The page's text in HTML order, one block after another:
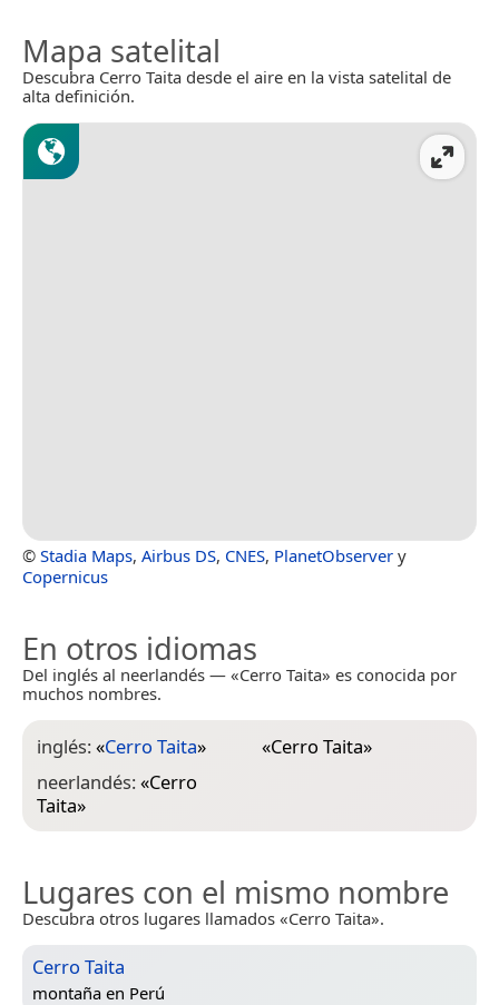
Mapa satelital
Descubra Cerro Taita desde el aire en la vista satelital de
alta definición.
© Stadia Maps, Airbus DS, CNES, PlanetObserver y
Copernicus
En otros idiomas
Del inglés al neerlandés — «Cerro Taita» es conocida por
muchos nombres.
inglés:«Cerro Taita»
neerlandés:«Cerro
Taita»
«Cerro Taita»
Lugares con el mismo nombre
Descubra otros lugares llamados «Cerro Taita».
Cerro Taita
montaña en Perú